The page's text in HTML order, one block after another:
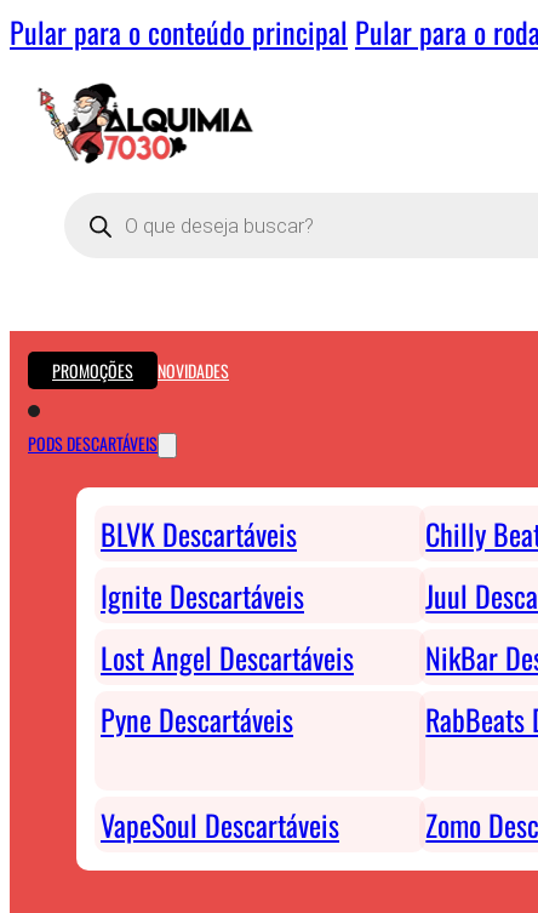
Pular para o conteúdo principal Pular para o
Pesquisar
produtos
PROMOÇÕES NOVIDADES
PODS DESCARTÁVEIS
BLVK Descartáveis Chilly
Ignite Descartáveis
Juul
Lost Angel Descartáveis
NikBar
Pyne Descartáveis
RabBeats
VapeSoul Descartáveis
Zomo